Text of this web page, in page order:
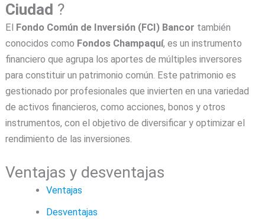
Ciudad ?
El Fondo Común de Inversión (FCI) Bancor también
conocidos como Fondos Champaquí, es un instrumento
financiero que agrupa los aportes de múltiples inversores
para constituir un patrimonio común. Este patrimonio es
gestionado por profesionales que invierten en una variedad
de activos financieros, como acciones, bonos y otros
instrumentos, con el objetivo de diversificar y optimizar el
rendimiento de las inversiones.
Ventajas y desventajas
Ventajas
Desventajas